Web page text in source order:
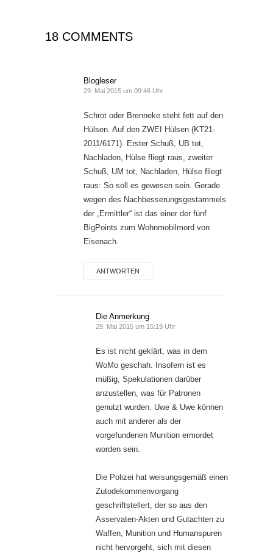
18 COMMENTS
Blogleser
29. Mai 2015 um 09:46 Uhr
Schrot oder Brenneke steht fett auf den
Hülsen. Auf den ZWEI Hülsen (KT21-
2011/6171). Erster Schuß, UB tot,
Nachladen, Hülse fliegt raus, zweiter
Schuß, UM tot, Nachladen, Hülse fliegt
raus: So soll es gewesen sein. Gerade
wegen des Nachbesserungsgestammels
der „Ermittler“ ist das einer der fünf
BigPoints zum Wohnmobilmord von
Eisenach.
ANTWORTEN
Die Anmerkung
29. Mai 2015 um 15:19 Uhr
Es ist nicht geklärt, was in dem
WoMo geschah. Insofern ist es
müßig, Spekulationen darüber
anzustellen, was für Patronen
genutzt wurden. Uwe & Uwe können
auch mit anderer als der
vorgefundenen Munition ermordet
worden sein.
Die Polizei hat weisungsgemäß einen
Zutodekommenvorgang
geschriftstellert, der so aus den
Asservaten-Akten und Gutachten zu
Waffen, Munition und Humanspuren
nicht hervorgeht, sich mit diesen